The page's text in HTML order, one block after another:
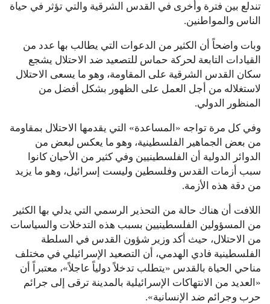
تندلع بين فترة وأخرى في القدس الشرقية والتي تؤثر في حياة
الناس والمواطنين.
وبات واضحاً أن الكثير من الدعوات التي يطالب بها عدد من
القيادات التابعة لحركة حماس للتصعيد ضد الاحتلال يشجع
سكان القدس الشرقية على المقاومة، وهو ما يسعى الاحتلال
لاستغلاله من أجل العمل على الظهور بشكل أفضل من
المنظور الدولي.
وفي كل مرة تواجه «المساعدة» التي يقدمها الاحتلال بمقاومة
من بعض الجماهير الفلسطينية، وهو ما يعكس لبعض من
الدوائر الدولية أن الفلسطينيين وفي كثير من الأحيان كانوا
سبب أزمات القدس وفلسطين وليست إسرائيل، وهو ما يزيد
من دقة هذه الأزمة.
اللافت أن هناك حالة من التحذير الرسمي التي يدلي بها الكثير
من المسؤولين الفلسطينيين بسبب هذه التدخلات والسياسات
من الاحتلال، حيث أكد وزير شؤون القدس في السلطة
الفلسطينية فادي الهدمي، أن التصعيد الإسرائيلي في مختلف
مناحي الحياة بالقدس «يتطلب تدخلاً دولياً عاجلاً»، معتبراً أن
«العديد من الانتهاكات الإسرائيلية بالمدينة ترقى إلى جرائم
حرب وجرائم ضد الإنسانية».